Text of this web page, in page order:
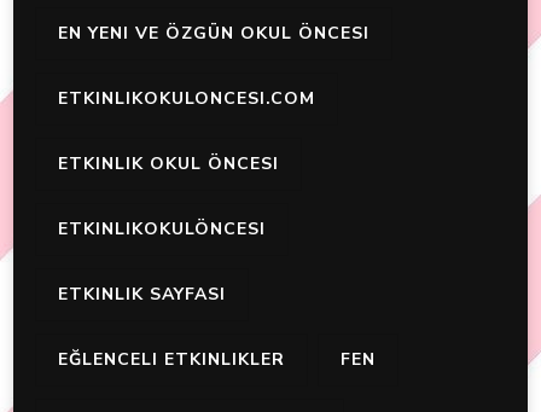
EN YENI VE ÖZGÜN OKUL ÖNCESI
ETKINLIKOKULONCESI.COM
ETKINLIK OKUL ÖNCESI
ETKINLIKOKULÖNCESI
ETKINLIK SAYFASI
EĞLENCELI ETKINLIKLER FEN